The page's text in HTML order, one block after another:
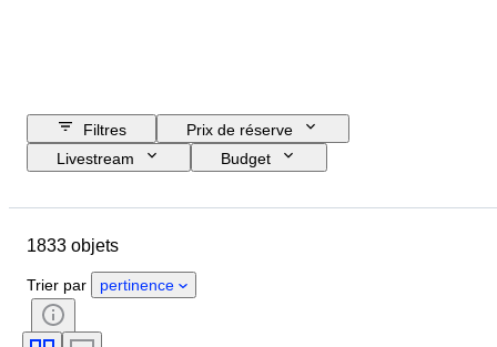
Filtres
Prix de réserve
Livestream
Budget
Pays d’origine
Genre
État
Style
Couleur
Taille du vêtement
1833 objets
Trier par pertinence